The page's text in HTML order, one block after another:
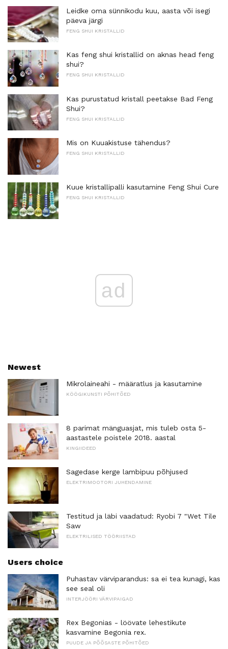
Leidke oma sünnikodu kuu, aasta või isegi
päeva järgi
FENG SHUI KRISTALLID
Kas feng shui kristallid on aknas head feng
shui?
FENG SHUI KRISTALLID
Kas purustatud kristall peetakse Bad Feng
Shui?
FENG SHUI KRISTALLID
Mis on Kuuakistuse tähendus?
FENG SHUI KRISTALLID
Kuue kristallipalli kasutamine Feng Shui Cure
FENG SHUI KRISTALLID
ad
Newest
Mikrolaineahi - määratlus ja kasutamine
KÖÖGIKUNSTI PÕHITÕED
8 parimat mänguasjat, mis tuleb osta 5-
aastastele poistele 2018. aastal
KINGIIDEED
Sagedase kerge lambipuu põhjused
ELEKTRIMOOTORI JUHENDAMINE
Testitud ja läbi vaadatud: Ryobi 7 "Wet Tile
Saw
ELEKTRILISED TÖÖRIISTAD
Users choice
Puhastav värviparandus: sa ei tea kunagi, kas
see seal oli
INTERJÖÖRI VÄRVIPAIGAD
Rex Begonias - löövate lehestikute
kasvamine Begonia rex.
PUUDE JA PÕÕSASTE PÕHITÕED